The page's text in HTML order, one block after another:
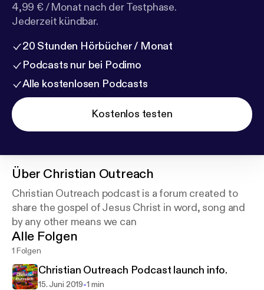
4,99 € / Monat nach der Testphase.
Jederzeit kündbar.
20 Stunden Hörbücher / Monat
Podcasts nur bei Podimo
Alle kostenlosen Podcasts
Kostenlos testen
Über Christian Outreach
Christian Outreach podcast is a forum created to
share the gospel of Jesus Christ in word, song and
by any other means we can
Alle Folgen
1 Folgen
Christian Outreach Podcast launch info.
15. Juni 2019-1 min